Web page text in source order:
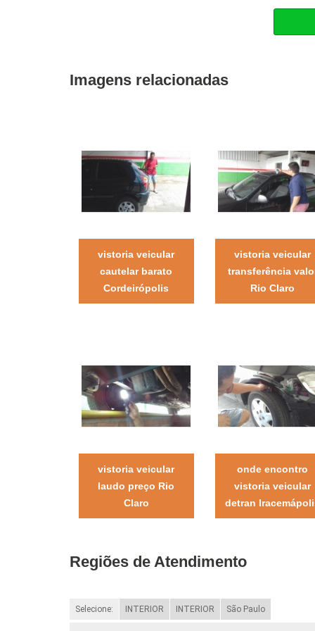
Imagens relacionadas
vistoria veicular
cautelar barato
Cordeirópolis
vistoria veicular
transferência
Rio Claro
vistoria veicular
laudo preço Rio
Claro
onde encontro
vistoria veicular
detran
Regiões de Atendimento
Selecione: INTERIOR INTERIOR São Paulo